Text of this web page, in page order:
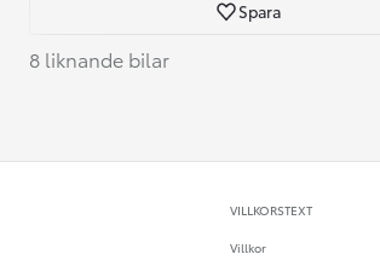
Spara
8 liknande bilar
VILLKORSTEXT
Villkor